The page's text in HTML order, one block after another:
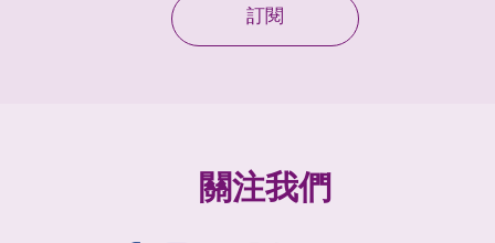
訂閱
關注我們